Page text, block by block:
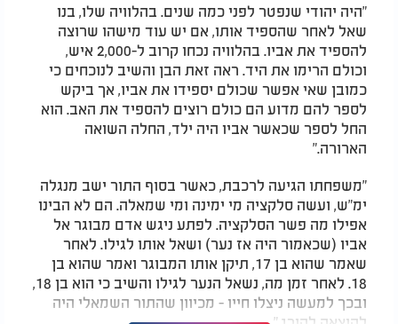
"היה יהודי שנפטר לפני כמה שנים. בהלוויה שלו, בנו
שאל לאחר שהספיד אותו, אם יש עוד מישהו שרוצה
להספיד את אביו. בהלוויה נכחו קרוב ל-2,000 איש,
וכולם הרימו את היד. ראה זאת הבן והשיב לנוכחים כי
כמובן שאי אפשר שכולם יספידו את אביו, אך ביקש
לספר להם מדוע הם כולם רוצים להספיד את האב. הוא
החל לספר שכאשר אביו היה ילד, החלה השואה
הארורה."
"משפחתו הגיעה לרכבת, כאשר בסוף התור ישב מנגלה
ימ"ש, ועשה סלקציה מי ימינה ומי שמאלה. הם לא הבינו
אפילו מה פשר הסלקציה. לפתע ניגש אדם מבוגר אל
אביו (שכאמור היה אז נער) ושאל אותו לגילו. לאחר
שאמר שהוא בן 17, תיקן אותו המבוגר ואמר שהוא בן
18. לאחר זמן מה, נשאל הנער לגילו והשיב כי הוא בן 18,
ובכך למעשה ניצלו חייו - מכיוון שהתור השמאלי היה